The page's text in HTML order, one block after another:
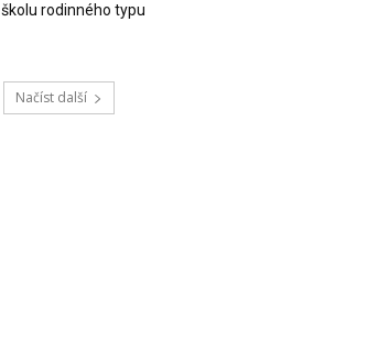
školu rodinného typu
Načíst další